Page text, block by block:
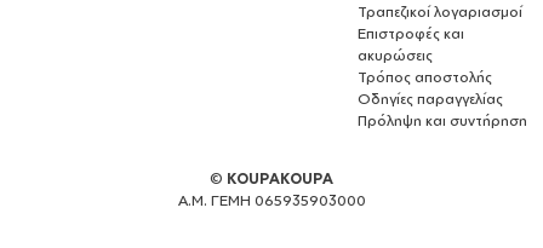
Τραπεζικοί λογαριασμοί
Επιστροφές και
ακυρώσεις
Τρόπος αποστολής
Οδηγίες παραγγελίας
Πρόληψη και συντήρηση
© KOUPAKOUPA
Α.Μ. ΓΕΜΗ 065935903000